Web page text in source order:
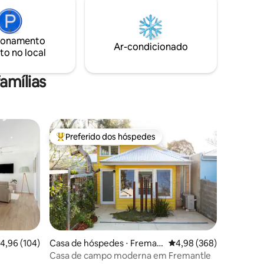
favor,
ioga ou meditação disponível mediante
solicitação 🌿 Consulta e
aconselhamento ayurvédicos – agora
no local
Ar-condicionado
hóspedes
de uma avaliação média de 5, 104 avaliações
4,96 (104)
Entre os melhores preferidos dos hóspedes
Preferido dos hóspedes
Casa de hóspedes ⋅ Freman
tle
4,98 de uma avaliação
4,98 (368)
Casa de campo moderna em Fremantle